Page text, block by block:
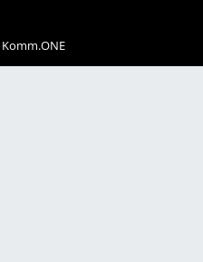
Komm.ONE